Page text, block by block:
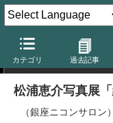
カテゴリ 過去記事
写真展
松浦恵介写真展
（銀座ニコンサロン）